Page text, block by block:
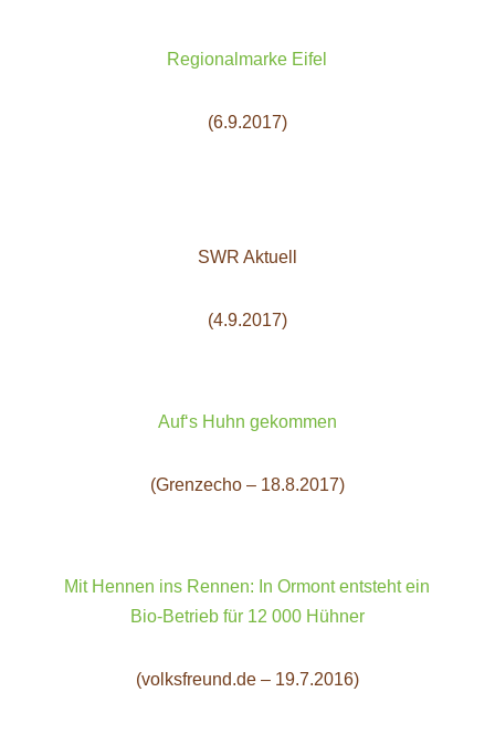
Regionalmarke Eifel
(6.9.2017)
SWR Aktuell
(4.9.2017)
Auf‘s Huhn gekommen
(Grenzecho – 18.8.2017)
Mit Hennen ins Rennen: In Ormont entsteht ein
Bio-Betrieb für 12 000 Hühner
(volksfreund.de – 19.7.2016)